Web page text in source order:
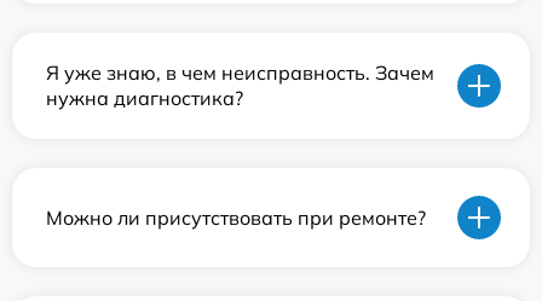
Я уже знаю, в чем неисправность. Зачем
нужна диагностика?
Можно ли присутствовать при ремонте?